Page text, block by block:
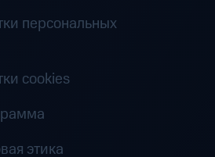
персональных
cookies
этика